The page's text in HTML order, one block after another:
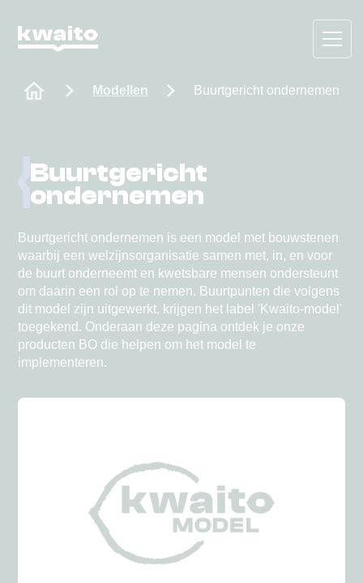
Modellen Buurtgericht ondernemen
Buurtgericht
ondernemen
Buurtgericht ondernemen is een model met bouwstenen
waarbij een welzijnsorganisatie samen met, in, en voor
de buurt onderneemt en kwetsbare mensen ondersteunt
om daarin een rol op te nemen. Buurtpunten die volgens
dit model zijn uitgewerkt, krijgen het label 'Kwaito-model'
toegekend. Onderaan deze pagina ontdek je onze
producten BO die helpen om het model te
implementeren.